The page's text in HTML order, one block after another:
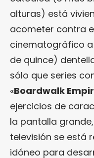
alturas) está
acometer contra
cinematográfico
de quince)
sólo que series
«Boardwalk
ejercicios de
la pantalla
televisión se está
idóneo para